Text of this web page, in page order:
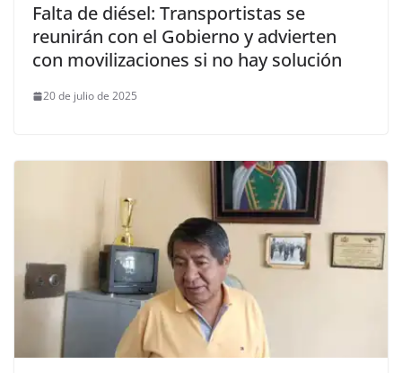
Falta de diésel: Transportistas se
reunirán con el Gobierno y advierten
con movilizaciones si no hay solución
20 de julio de 2025